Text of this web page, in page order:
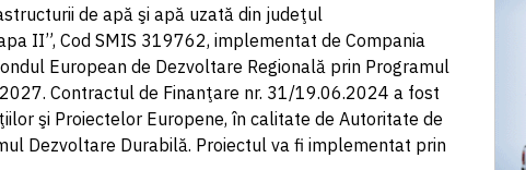
de apă şi apă uzată din judeţul
II”, Cod SMIS 319762, implementat de Compania
European de Dezvoltare Regională prin Programul
Contractul de Finanţare nr. 31/19.06.2024 a fost
şi Proiectelor Europene, în calitate de Autoritate de
Dezvoltare Durabilă. Proiectul va fi implementat prin